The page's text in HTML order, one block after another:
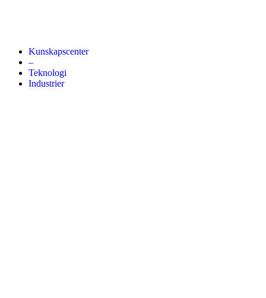
Kunskapscenter
–
Teknologi
Industrier